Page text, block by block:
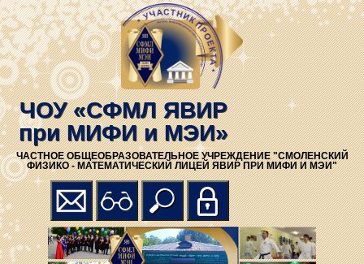
ЧОУ «СФМЛ ЯВИР
при МИФИ и МЭИ»
ЧАСТНОЕ ОБЩЕОБРАЗОВАТЕЛЬНОЕ УЧРЕЖДЕНИЕ "СМОЛЕНСКИЙ
ФИЗИКО - МАТЕМАТИЧЕСКИЙ ЛИЦЕЙ ЯВИР ПРИ МИФИ И МЭИ"